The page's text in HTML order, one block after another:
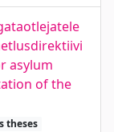
asylum
of the
theses